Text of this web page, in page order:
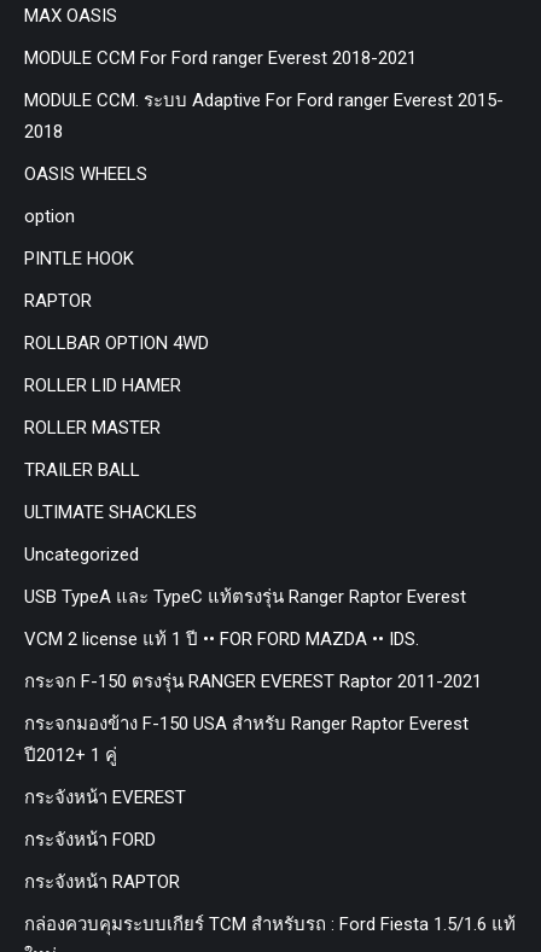
MAX OASIS
MODULE CCM For Ford ranger Everest 2018-2021
MODULE CCM. ระบบ Adaptive For Ford ranger Everest 2015-
2018
OASIS WHEELS
option
PINTLE HOOK
RAPTOR
ROLLBAR OPTION 4WD
ROLLER LID HAMER
ROLLER MASTER
TRAILER BALL
ULTIMATE SHACKLES
Uncategorized
USB TypeA และ TypeC แท้ตรงรุ่น Ranger Raptor Everest
VCM 2 license แท้ 1 ปี •• FOR FORD MAZDA •• IDS.
กระจก F-150 ตรงรุ่น RANGER EVEREST Raptor 2011-2021
กระจกมองข้าง F-150 USA สำหรับ Ranger Raptor Everest
ปี2012+ 1 คู่
กระจังหน้า EVEREST
กระจังหน้า FORD
กระจังหน้า RAPTOR
กล่องควบคุมระบบเกียร์ TCM สำหรับรถ : Ford Fiesta 1.5/1.6 แท้